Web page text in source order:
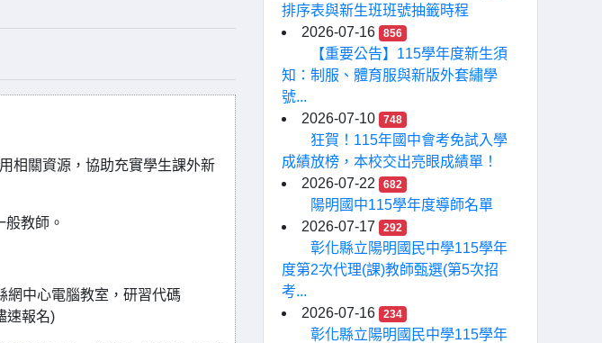
相關資源，協助充實學生課外新
教師。
網中心電腦教室，研習代碼
速報名)
排序表與新生班班號抽籤時程
2026-07-16
856
【重要公告】115學年度新生須
知：制服、體育服與新版外套繡學
號...
2026-07-10
748
狂賀！115年國中會考免試入學
成績放榜，本校交出亮眼成績單！
2026-07-22
682
陽明國中115學年度導師名單
2026-07-17
292
彰化縣立陽明國民中學115學年
度第2次代理(課)教師甄選(第5次招
考...
2026-07-16
234
彰化縣立陽明國民中學115學年